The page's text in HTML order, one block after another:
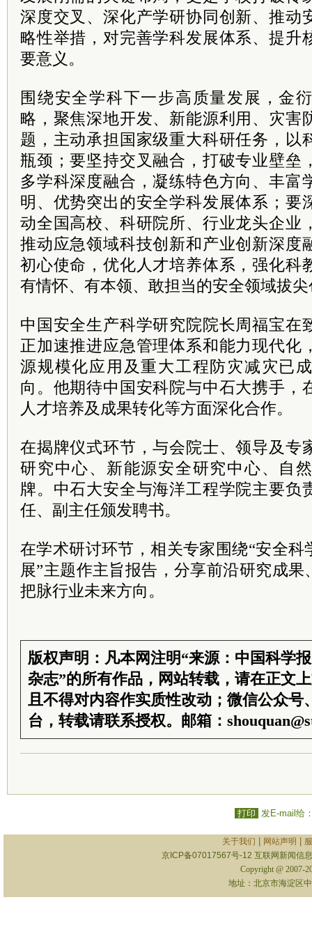
深度交叉、深化产学研协同创新、推动
略性举措，对完善学科发展体系、提升
要意义。
围绕安全学科下一步高质量发展，金
略，聚焦深地开发、新能源利用、灾害
题，主动承担国家级重大科研任务，以
瓶颈；要坚持交叉融合，打破专业壁垒
多学科深度融合，凝练特色方向、丰富
明、优势突出的安全学科发展体系；要
动全国高校、科研院所、行业龙头企业
推动应急领域科技创新和产业创新深度
初心使命，优化人才培养体系，强化科
有情怀、有本领、敢担当的安全领域拔
中国安全生产科学研究院院长周福宝在
正加速推进应急管理体系和能力现代化
源规模化应用及重大工程防灾减灾已
向。他期待中国安科院与中石大携手，
人才培养及成果转化等方面深化合作。
在揭牌仪式环节，与会院士、领导及专
研究中心、新能源安全研究中心、自
牌。中石大安全与海洋工程学院主要负
任、副主任颁发聘书。
在学术研讨环节，相关专家围绕“安全
展”主题作主旨报告，分享前沿研究成
把脉行业未来方向。
版权声明：凡本网注明“来源：中国科学
杂志”的所有作品，网站转载，请在正文
且不得对内容作实质性改动；微信公众号
台，转载请联系授权。邮箱：
打印 发E-mail给
关于我们 网站声明
京ICP备07017567号-12 互联网新闻信
Copyright @ 2007-
地址：北京市海淀区